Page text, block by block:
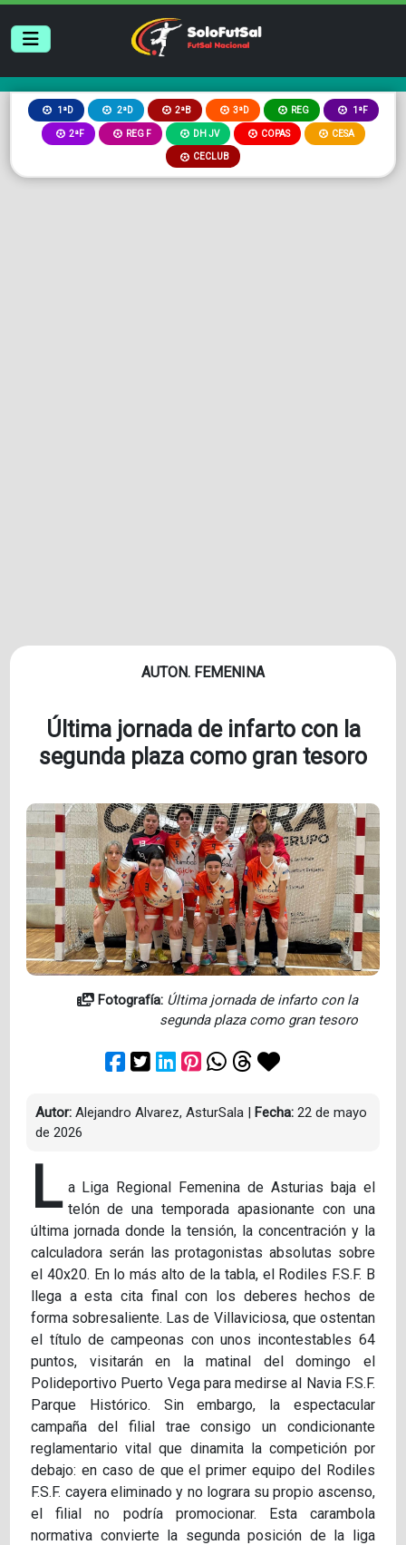
1ªD 2ªD 2ªB 3ªD REG 1ªF
2ªF REG F DH JV COPAS CESA
CECLUB
AUTON. FEMENINA
Última jornada de infarto con la
segunda plaza como gran tesoro
Fotografía: Última jornada de infarto con la
segunda plaza como gran tesoro
Autor: Alejandro Alvarez, AsturSala | Fecha: 22 de mayo
de 2026
L a Liga Regional Femenina de Asturias baja el
telón de una temporada apasionante con una
última jornada donde la tensión, la concentración y la
calculadora serán las protagonistas absolutas sobre
el 40x20. En lo más alto de la tabla, el Rodiles F.S.F. B
llega a esta cita final con los deberes hechos de
forma sobresaliente. Las de Villaviciosa, que ostentan
el título de campeonas con unos incontestables 64
puntos, visitarán en la matinal del domingo el
Polideportivo Puerto Vega para medirse al Navia F.S.F.
Parque Histórico. Sin embargo, la espectacular
campaña del filial trae consigo un condicionante
reglamentario vital que dinamita la competición por
debajo: en caso de que el primer equipo del Rodiles
F.S.F. cayera eliminado y no lograra su propio ascenso,
el filial no podría promocionar. Esta carambola
normativa convierte la segunda posición de la liga